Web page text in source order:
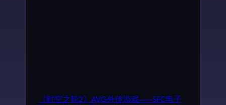
《时空之轮2》AVG外传游戏——SFC电子